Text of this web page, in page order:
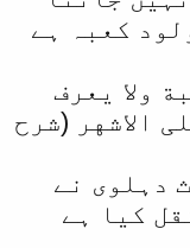
کعبہ ہے
ولا یعرف
الاشهر (شرح
دہلوی نے
کیا ہے